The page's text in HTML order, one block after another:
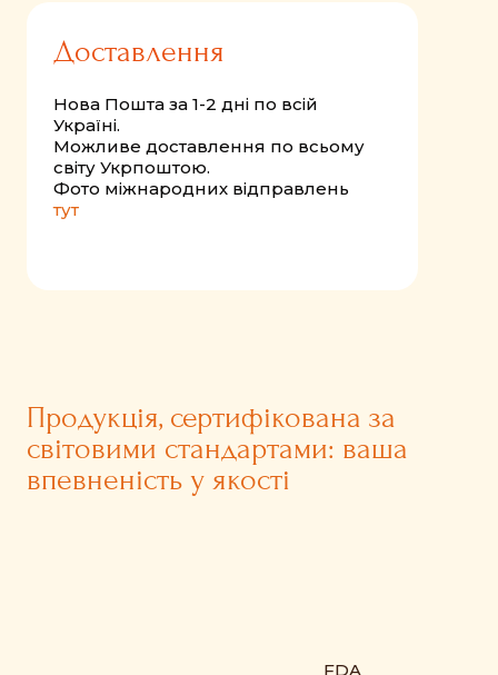
Нова Пошта за 1-2 дні по всій
Україні.
Можливе доставлення по всьому
світу Укрпоштою.
Фото міжнародних відправлень
тут
Доставлення
FDA
Продукція, сертифікована за
світовими стандартами: ваша
впевненість у якості